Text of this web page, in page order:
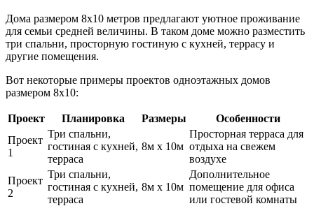
Дома размером 8х10 метров предлагают уютное проживание
для семьи средней величины. В таком доме можно разместить
три спальни, просторную гостиную с кухней, террасу и
другие помещения.
Вот некоторые примеры проектов одноэтажных домов
размером 8х10:
Проект Планировка Размеры
Особенности
Проект
1
Три спальни,
гостиная с кухней,
терраса
8м x 10м
Просторная терраса для
отдыха на свежем
воздухе
Проект
2
Три спальни,
гостиная с кухней,
терраса
8м x 10м
Дополнительное
помещение для офиса
или гостевой комнаты